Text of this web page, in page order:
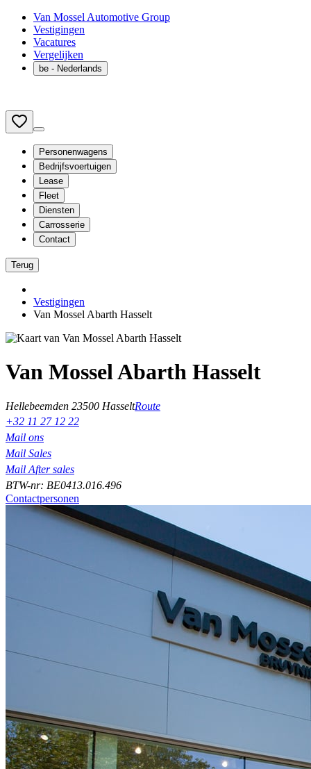
Van Mossel Automotive Group
Vestigingen
Vacatures
Vergelijken
be - Nederlands
Personenwagens
Bedrijfsvoertuigen
Lease
Fleet
Diensten
Carrosserie
Contact
Terug
Vestigingen
Van Mossel Abarth Hasselt
Van Mossel Abarth Hasselt
Hellebeemden 23500 HasseltRoute
+32 11 27 12 22
Mail ons
Mail Sales
Mail After sales
BTW-nr: BE0413.016.496
Contactpersonen